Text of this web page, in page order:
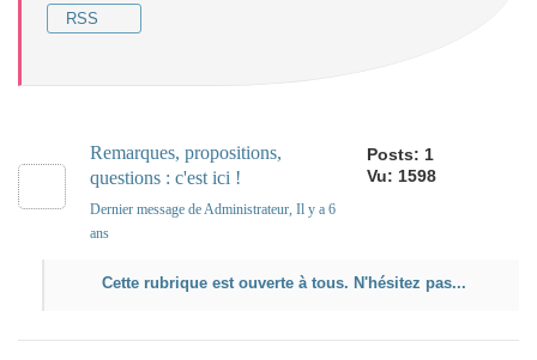
RSS
Remarques, propositions,
questions : c'est ici !
Dernier message de Administrateur, Il y a 6
ans
Posts: 1
Vu: 1598
Cette rubrique est ouverte à tous. N'hésitez pas...